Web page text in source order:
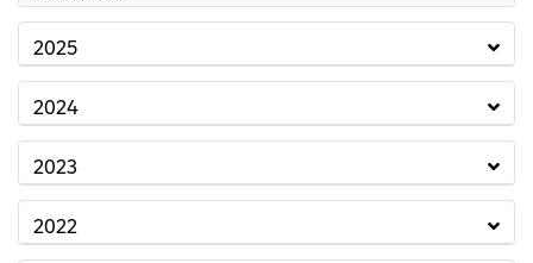
2025
2024
2023
2022